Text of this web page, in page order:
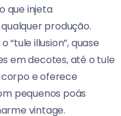
que injeta
produção.
“tule illusion”, quase
em decotes, até o tule
corpo e oferece
pequenos poás
vintage.